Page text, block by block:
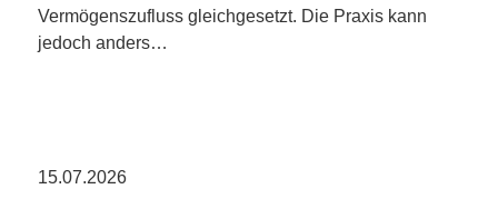
Vermögenszufluss gleichgesetzt. Die Praxis kann
jedoch anders…
15.07.2026